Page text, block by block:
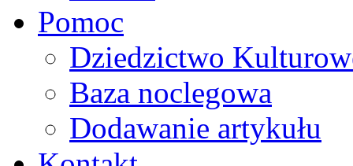
Pomoc
Dziedzictwo
Baza noclegowa
Dodawanie artykułu